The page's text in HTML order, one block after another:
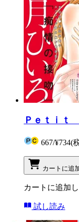
Ｐｅｔｉｔ
667/¥734(
カートに追
カートに追加
試し読み